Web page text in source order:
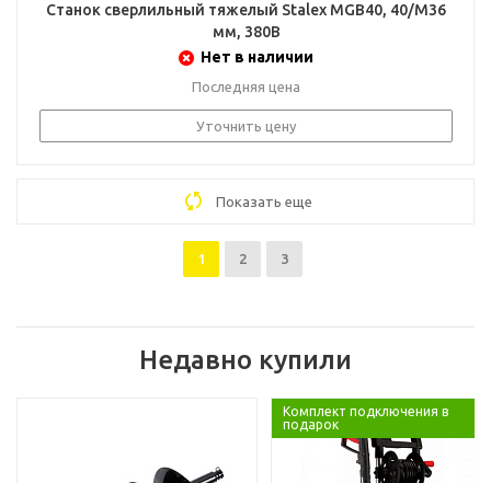
Станок сверлильный тяжелый Stalex MGB40, 40/M36
мм, 380В
Нет в наличии
Последняя цена
Уточнить цену
Показать еще
1 2 3
Недавно купили
Комплект подключения в
подарок